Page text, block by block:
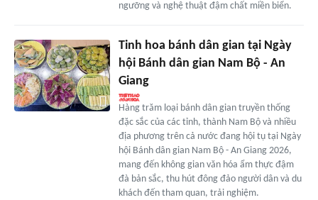
ngưỡng và nghệ thuật đậm chất miền biển.
Tinh hoa bánh dân gian tại Ngày
hội Bánh dân gian Nam Bộ - An
Giang
Hàng trăm loại bánh dân gian truyền thống
đặc sắc của các tỉnh, thành Nam Bộ và nhiều
địa phương trên cả nước đang hội tụ tại Ngày
hội Bánh dân gian Nam Bộ - An Giang 2026,
mang đến không gian văn hóa ẩm thực đậm
đà bản sắc, thu hút đông đảo người dân và du
khách đến tham quan, trải nghiệm.